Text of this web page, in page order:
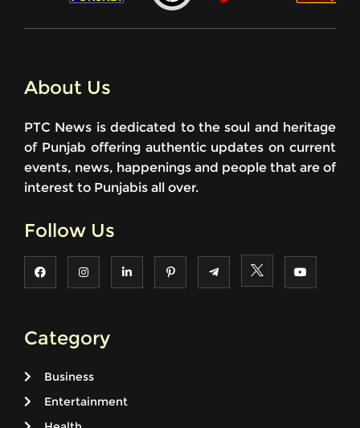
About Us
PTC News is dedicated to the soul and heritage
of Punjab offering authentic updates on current
events, news, happenings and people that are of
interest to Punjabis all over.
Follow Us
Category
Business
Entertainment